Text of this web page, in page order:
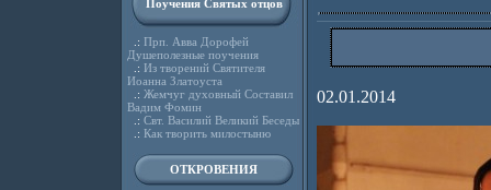
Поучения Святых отцов
.: Прп. Авва Дорофей
Душеполезные поучения
.: Из творений Святителя
Иоанна Златоуста
.: Жемчуг духовный Составил
Вадим Фомин
.: Свт. Василий Великий Беседы
.: Как творить милостыню
ОТКРОВЕНИЯ
02.01.2014